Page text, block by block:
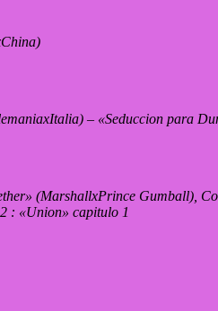
– «Seduccion para
(MarshallxPrince Gumball),
: «Union» capitulo 1